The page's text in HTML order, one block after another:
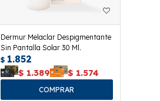
Dermur Melaclar Despigmentante
Sin Pantalla Solar 30 Ml.
$ 1.852
$ 1.389 $ 1.574